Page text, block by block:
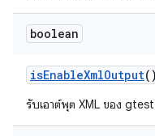
boolean
isEnableXmlOutput()
รับเอาต์พุต XML ของ